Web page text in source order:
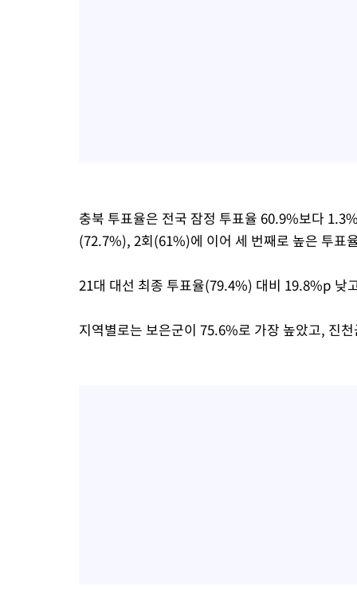
충북 투표율은 전국 잠정 투표율 60.9%보다
(72.7%), 2회(61%)에 이어 세 번째로 높은 투표
21대 대선 최종 투표율(79.4%) 대비 19.8%p 낮
지역별로는 보은군이 75.6%로 가장 높았고, 진